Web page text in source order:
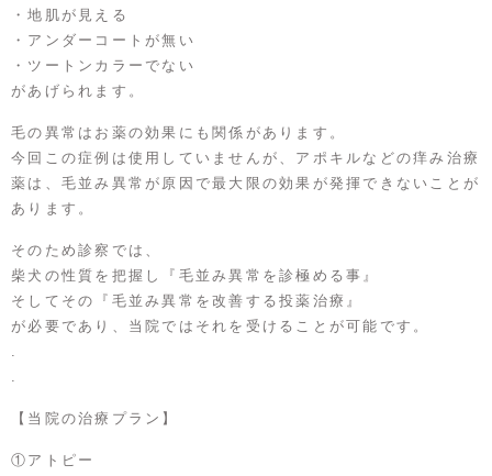
・地肌が見える
・アンダーコートが無い
・ツートンカラーでない
があげられます。
毛の異常はお薬の効果にも関係があります。
今回この症例は使用していませんが、アポキルなどの痒み治療
薬は、毛並み異常が原因で最大限の効果が発揮できないことが
あります。
そのため診察では、
柴犬の性質を把握し『毛並み異常を診極める事』
そしてその『毛並み異常を改善する投薬治療』
が必要であり、当院ではそれを受けることが可能です。
.
.
【当院の治療プラン】
①アトピー